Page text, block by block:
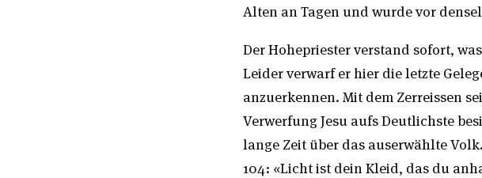
Alten an Tagen und wurde vor
Der Hohepriester verstand sofort,
Leider verwarf er hier die letzte
anzuerkennen. Mit dem Zerreissen
Verwerfung Jesu aufs Deutlichste
lange Zeit über das auserwählte
104: «Licht ist dein Kleid, das du